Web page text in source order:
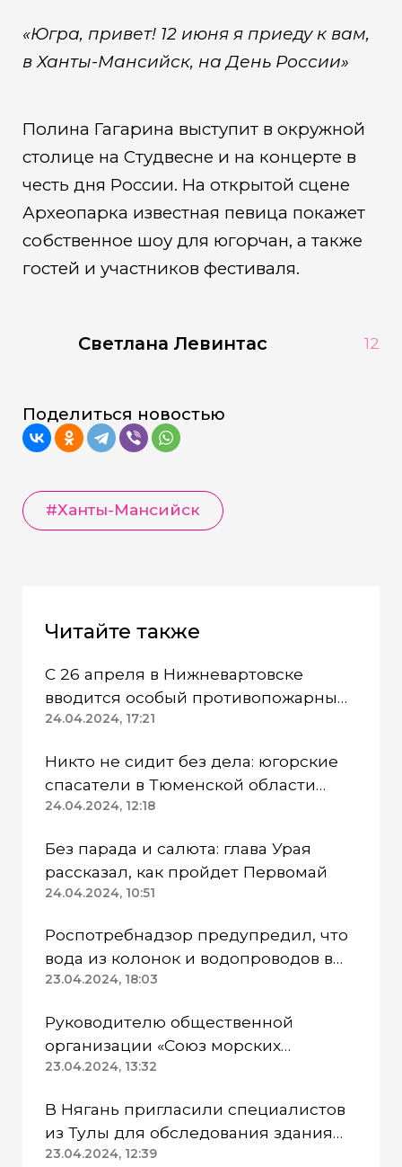
«Югра, привет! 12 июня я приеду к вам,
в Ханты-Мансийск, на День России»
Полина Гагарина выступит в окружной
столице на Студвесне и на концерте в
честь дня России. На открытой сцене
Археопарка известная певица покажет
собственное шоу для югорчан, а также
гостей и участников фестиваля.
Светлана Левинтас 12
Поделиться новостью
#Ханты-Мансийск
Читайте также
С 26 апреля в Нижневартовске
вводится особый противопожарный
режим
24.04.2024, 17:21
Никто не сидит без дела: югорские
спасатели в Тюменской области
работают в две смены
24.04.2024, 12:18
Без парада и салюта: глава Урая
рассказал, как пройдет Первомай
24.04.2024, 10:51
Роспотребнадзор предупредил, что
вода из колонок и водопроводов в
Казанском районе непригодна для
23.04.2024, 18:03
Руководителю общественной
организации «Союз морских
пехотинцев» Югры вынесли
23.04.2024, 13:32
В Нягань пригласили специалистов
из Тулы для обследования здания
ДК «Геолог»
23.04.2024, 12:39